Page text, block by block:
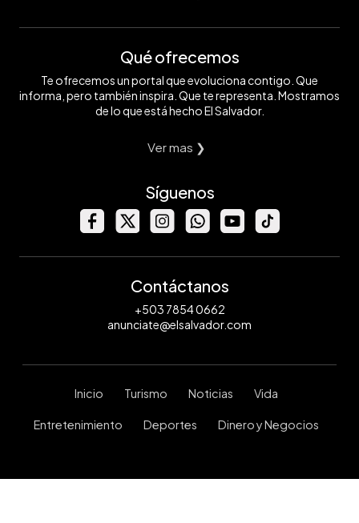
Qué ofrecemos
Te ofrecemos un portal que evoluciona contigo. Que
informa, pero también inspira. Que te representa. Mostramos
de lo que está hecho El Salvador.
Ver mas ❯
Síguenos
Contáctanos
+503 7854 0662
anunciate@elsalvador.com
Inicio Turismo Noticias Vida
Entretenimiento Deportes Dinero y Negocios